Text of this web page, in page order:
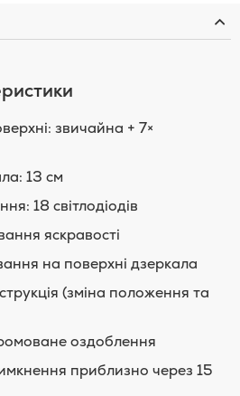
звичайна + 7×
13 см
18 світлодіодів
яскравості
на поверхні дзеркала
(зміна положення та
оздоблення
приблизно через 15